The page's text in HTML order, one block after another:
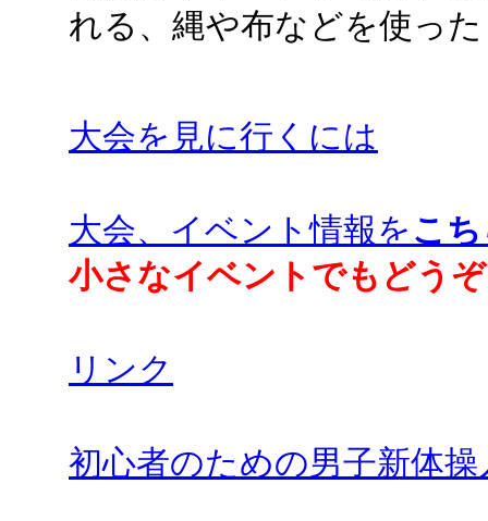
れる、縄や布などを使っ
大会を見に行くには
大会、イベント情報を こ
小さなイベントでもどう
リンク
初心者のための男子新体操